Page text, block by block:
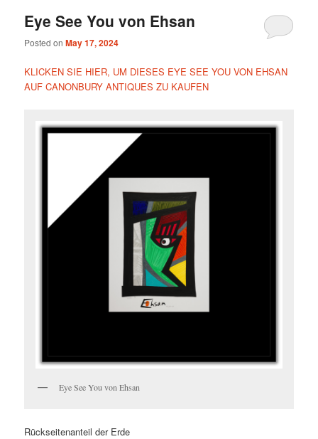
Eye See You von Ehsan
Posted onMay 17, 2024
KLICKEN SIE HIER, UM DIESES EYE SEE YOU VON EHSAN
AUF CANONBURY ANTIQUES ZU KAUFEN
Eye See You von Ehsan
Rückseitenanteil der Erde